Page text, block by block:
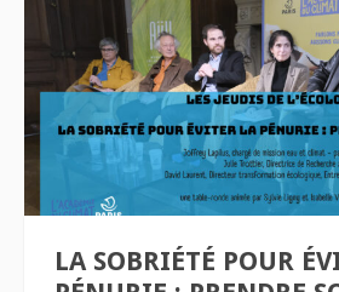
LA SOBRIÉTÉ POUR